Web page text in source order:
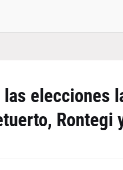
elecciones
Rontegi